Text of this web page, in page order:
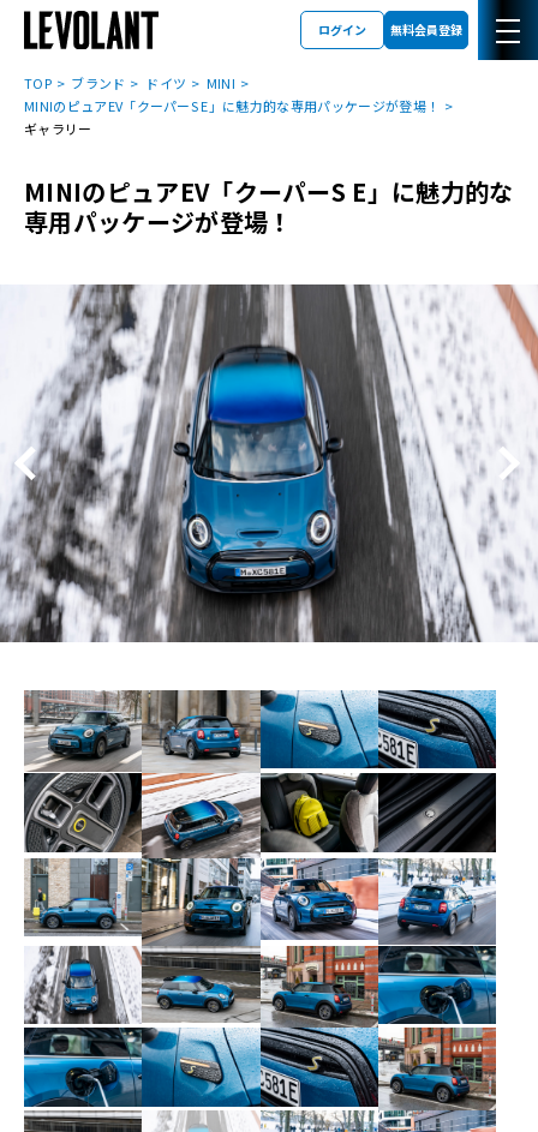
ログイン 無料会員登録
TOP ブランド ドイツ
MINI
MINIのピュアEV「クーパーS E」に魅力的な専用パッケージが登場！
ギャラリー
MINIのピュアEV「クーパーS E」に魅力的な
専用パッケージが登場！